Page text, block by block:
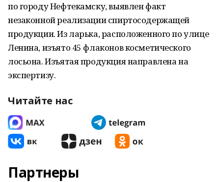
по городу Нефтекамску, выявлен факт
незаконной реализации спиртосодержащей
продукции. Из ларька, расположенного по улице
Ленина, изъято 45 флаконов косметического
лосьона. Изъятая продукция направлена на
экспертизу.
Читайте нас
Партнеры